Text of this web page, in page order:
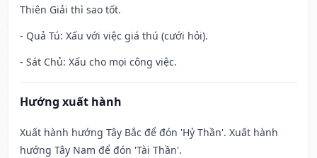
Thiên Giải thì sao tốt.
- Quả Tú: Xấu với việc giá thú (cưới hỏi).
- Sát Chủ: Xấu cho mọi công việc.
Hướng xuất hành
Xuất hành hướng Tây Bắc để đón 'Hỷ Thần'. Xuất hành
hướng Tây Nam để đón 'Tài Thần'.